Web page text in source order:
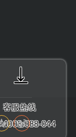
客服热线
4008-088-044